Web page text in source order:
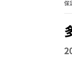
保